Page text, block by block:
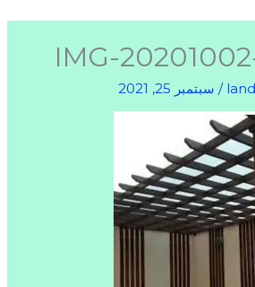
IMG-
/ سبتمبر 25, 2021